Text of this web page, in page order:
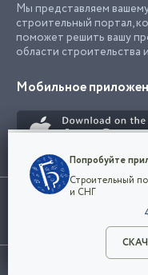
Мы представляем
строительный портал,
поможет решить вашу
области строительства
Мобильное
Использование сайта, в том
марки представленные на
Конфиденциальность
Мы используем файлы
наш сайт удобным
Политикой
и принимаете
Попробуйте
Строительный
и СНГ